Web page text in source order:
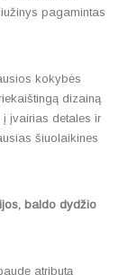
pagamintas
kokybės
dizainą
įvairias detales ir
šiuolaikines
baldo dydžio
atributą